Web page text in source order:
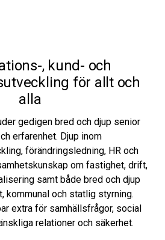
, kund- och
för allt och
alla
gedigen bred och djup senior
erfarenhet. Djup inom
förändringsledning, HR och
om fastighet, drift,
samt både bred och djup
kommunal och statlig styrning.
extra för samhällsfrågor, social
relationer och säkerhet.